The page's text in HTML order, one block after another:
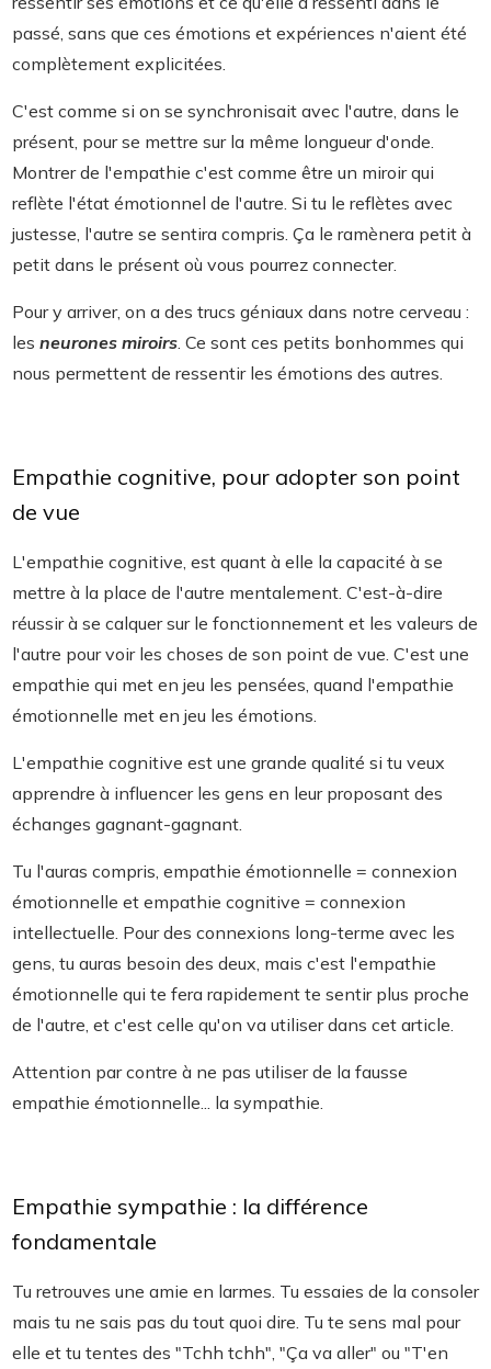
passé, sans que ces émotions et expériences n'aient été
complètement explicitées.
C'est comme si on se synchronisait avec l'autre, dans le
présent, pour se mettre sur la même longueur d'onde.
Montrer de l'empathie c'est comme être un miroir qui
reflète l'état émotionnel de l'autre. Si tu le reflètes avec
justesse, l'autre se sentira compris. Ça le ramènera petit à
petit dans le présent où vous pourrez connecter.
Pour y arriver, on a des trucs géniaux dans notre cerveau :
les neurones miroirs. Ce sont ces petits bonhommes qui
nous permettent de ressentir les émotions des autres.
Empathie cognitive, pour adopter son point
de vue
L'empathie cognitive, est quant à elle la capacité à se
mettre à la place de l'autre mentalement. C'est-à-dire
réussir à se calquer sur le fonctionnement et les valeurs de
l'autre pour voir les choses de son point de vue. C'est une
empathie qui met en jeu les pensées, quand l'empathie
émotionnelle met en jeu les émotions.
L'empathie cognitive est une grande qualité si tu veux
apprendre à influencer les gens en leur proposant des
échanges gagnant-gagnant.
Tu l'auras compris, empathie émotionnelle = connexion
émotionnelle et empathie cognitive = connexion
intellectuelle. Pour des connexions long-terme avec les
gens, tu auras besoin des deux, mais c'est l'empathie
émotionnelle qui te fera rapidement te sentir plus proche
de l'autre, et c'est celle qu'on va utiliser dans cet article.
Attention par contre à ne pas utiliser de la fausse
empathie émotionnelle... la sympathie.
Empathie sympathie : la différence
fondamentale
Tu retrouves une amie en larmes. Tu essaies de la consoler
mais tu ne sais pas du tout quoi dire. Tu te sens mal pour
elle et tu tentes des "Tchh tchh", "Ça va aller" ou "T'en